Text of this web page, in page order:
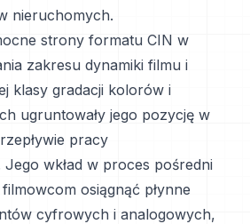
nieruchomych.
strony formatu CIN w
zakresu dynamiki filmu i
klasy gradacji kolorów i
ugruntowały jego pozycję w
pracy
wkład w proces pośredni
osiągnąć płynne
cyfrowych i analogowych,